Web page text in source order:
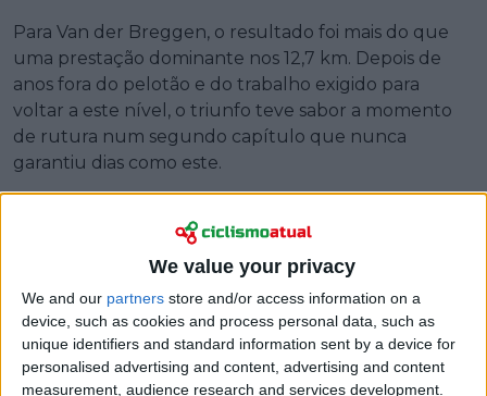
We value your privacy
We and our partners store and/or access information on a
device, such as cookies and process personal data, such as
unique identifiers and standard information sent by a device for
personalised advertising and content, advertising and content
measurement, audience research and services development.
Para Van der Breggen, o resultado foi mais do que
uma prestação dominante nos 12,7 km. Depois de
anos fora do pelotão e do trabalho exigido para
voltar a este nível, o triunfo teve sabor a momento
de rutura num segundo capítulo que nunca
garantiu dias como este.